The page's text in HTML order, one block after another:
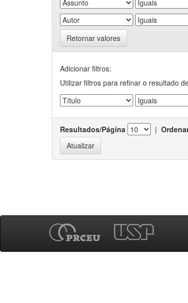
Retornar valores
Adicionar filtros:
Utilizar filtros para refinar o resultado
Resultados/Página |